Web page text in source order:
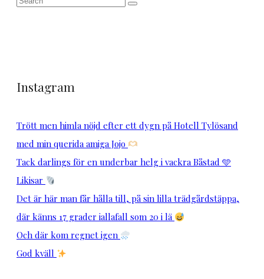
Instagram
Trött men himla nöjd efter ett dygn på Hotell Tylösand
med min querida amiga Jojo
Tack darlings för en underbar helg i vackra Båstad 🩵
Likisar
Det är här man får hålla till, på sin lilla trädgårdstäppa,
där känns 17 grader iallafall som 20 i lä
Och där kom regnet igen
God kväll